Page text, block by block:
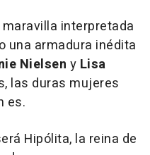
interpretada
una armadura inédita
Nielsen y Lisa
las duras mujeres
es.
Hipólita, la reina de